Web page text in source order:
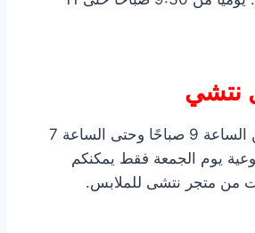
نتشي
يبدأ دوام العمل من الساعة 9 صباحًا وحتى الساعة 7
يوم الجمعة فقط يمكنكم
من متجر نتشى للملابس.